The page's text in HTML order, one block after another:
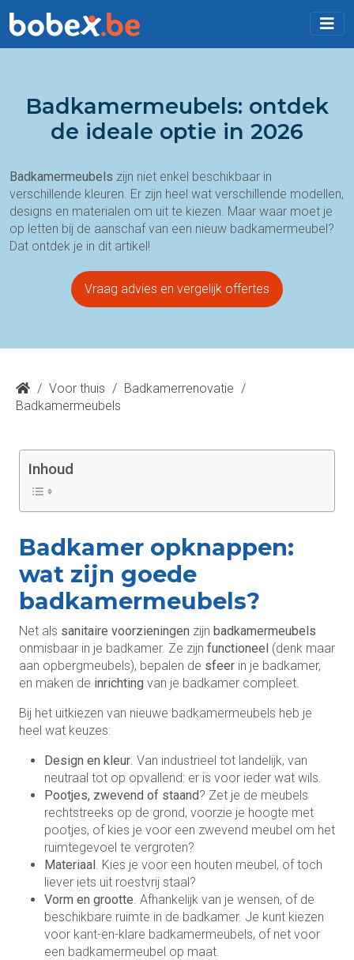
Badkamermeubels: ontdek
de ideale optie in 2026
Badkamermeubels zijn niet enkel beschikbaar in
verschillende kleuren. Er zijn heel wat verschillende modellen,
designs en materialen om uit te kiezen. Maar waar moet je
op letten bij de aanschaf van een nieuw badkamermeubel?
Dat ontdek je in dit artikel!
Vraag advies en vergelijk offertes
/ Voor thuis / Badkamerrenovatie /
Badkamermeubels
Inhoud
Badkamer opknappen:
wat zijn goede
badkamermeubels?
Net als sanitaire voorzieningen zijn badkamermeubels
onmisbaar in je badkamer. Ze zijn functioneel (denk maar
aan opbergmeubels), bepalen de sfeer in je badkamer,
en maken de inrichting van je badkamer compleet.
Bij het uitkiezen van nieuwe badkamermeubels heb je
heel wat keuzes:
Design en kleur . Van industrieel tot landelijk, van
neutraal tot op opvallend: er is voor ieder wat wils.
Pootjes, zwevend of staand? Zet je de meubels
rechtstreeks op de grond, voorzie je hoogte met
pootjes, of kies je voor een zwevend meubel om het
ruimtegevoel te vergroten?
Materiaal . Kies je voor een houten meubel, of toch
liever iets uit roestvrij staal?
Vorm en grootte . Afhankelijk van je wensen, of de
beschikbare ruimte in de badkamer. Je kunt kiezen
voor kant-en-klare badkamermeubels, of net voor
een badkamermeubel op maat.